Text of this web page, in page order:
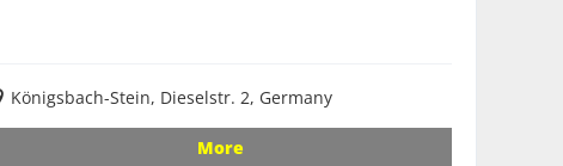
Königsbach-Stein, Dieselstr. 2, Germany
More